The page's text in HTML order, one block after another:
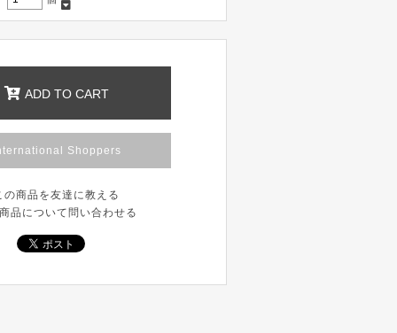
ADD TO CART
Shoppers
の商品を友達に教える
品について問い合わせる